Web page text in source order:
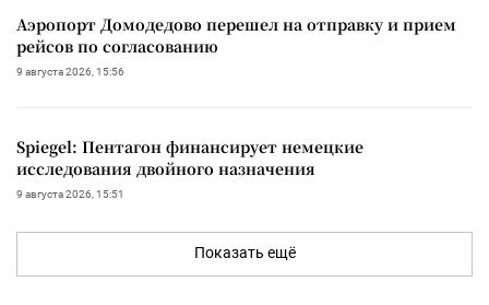
Аэропорт Домодедово перешел на отправку и прием
рейсов по согласованию
9 августа 2026, 15:56
Spiegel: Пентагон финансирует немецкие
исследования двойного назначения
9 августа 2026, 15:51
Показать ещё